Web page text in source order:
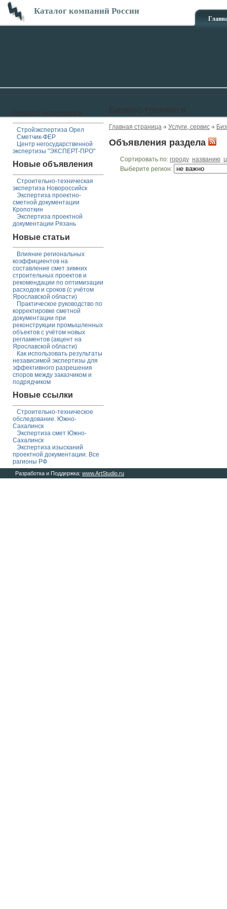
Каталог компаний России
Стройэкспертиза Орел
Сметчик-ФЕР
Центр негосударственной
экспертизы "ЭКСПЕРТ-ПРО"
Новые объявления
Строительно-техническая
экспертиза Новороссийск
Экспертиза проектно-
сметной документации
Кропоткин
Экспертиза проектной
документации Рязань
Новые статьи
Влияние региональных
коэффициентов на
составление смет зимних
строительных проектов и
рекомендации по оптимизации
расходов и сроков (с учётом
Ярославской области)
Практическое руководство по
корректировке сметной
документации при
реконструкции промышленных
объектов с учётом новых
регламентов (акцент на
Ярославской области)
Как использовать результаты
независимой экспертизы для
эффективного разрешения
споров между заказчиком и
подрядчиком
Новые ссылки
Строительно-техническое
обследование. Южно-
Сахалинск
Экспертиза смет Южно-
Сахалинск
Экспертиза изысканий
проектной документации. Все
рагионы РФ
Главная страница Услуги, сервис
Объявления раздела
Сортировать по: городу названию
Выберите регион:
Разработка и Поддержка: www.ArtStudio.ru